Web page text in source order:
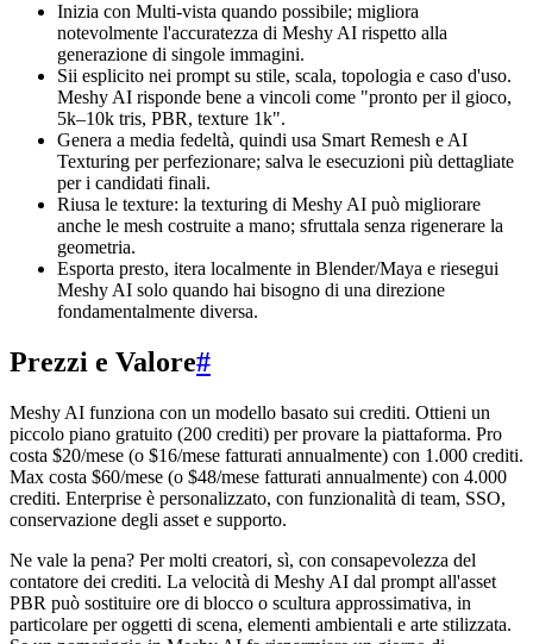
Inizia con Multi-vista quando possibile; migliora
notevolmente l'accuratezza di Meshy AI rispetto alla
generazione di singole immagini.
Sii esplicito nei prompt su stile, scala, topologia e caso d'uso.
Meshy AI risponde bene a vincoli come "pronto per il gioco,
5k–10k tris, PBR, texture 1k".
Genera a media fedeltà, quindi usa Smart Remesh e AI
Texturing per perfezionare; salva le esecuzioni più dettagliate
per i candidati finali.
Riusa le texture: la texturing di Meshy AI può migliorare
anche le mesh costruite a mano; sfruttala senza rigenerare la
geometria.
Esporta presto, itera localmente in Blender/Maya e riesegui
Meshy AI solo quando hai bisogno di una direzione
fondamentalmente diversa.
Prezzi e Valore#
Meshy AI funziona con un modello basato sui crediti. Ottieni un
piccolo piano gratuito (200 crediti) per provare la piattaforma. Pro
costa $20/mese (o $16/mese fatturati annualmente) con 1.000 crediti.
Max costa $60/mese (o $48/mese fatturati annualmente) con 4.000
crediti. Enterprise è personalizzato, con funzionalità di team, SSO,
conservazione degli asset e supporto.
Ne vale la pena? Per molti creatori, sì, con consapevolezza del
contatore dei crediti. La velocità di Meshy AI dal prompt all'asset
PBR può sostituire ore di blocco o scultura approssimativa, in
particolare per oggetti di scena, elementi ambientali e arte stilizzata.